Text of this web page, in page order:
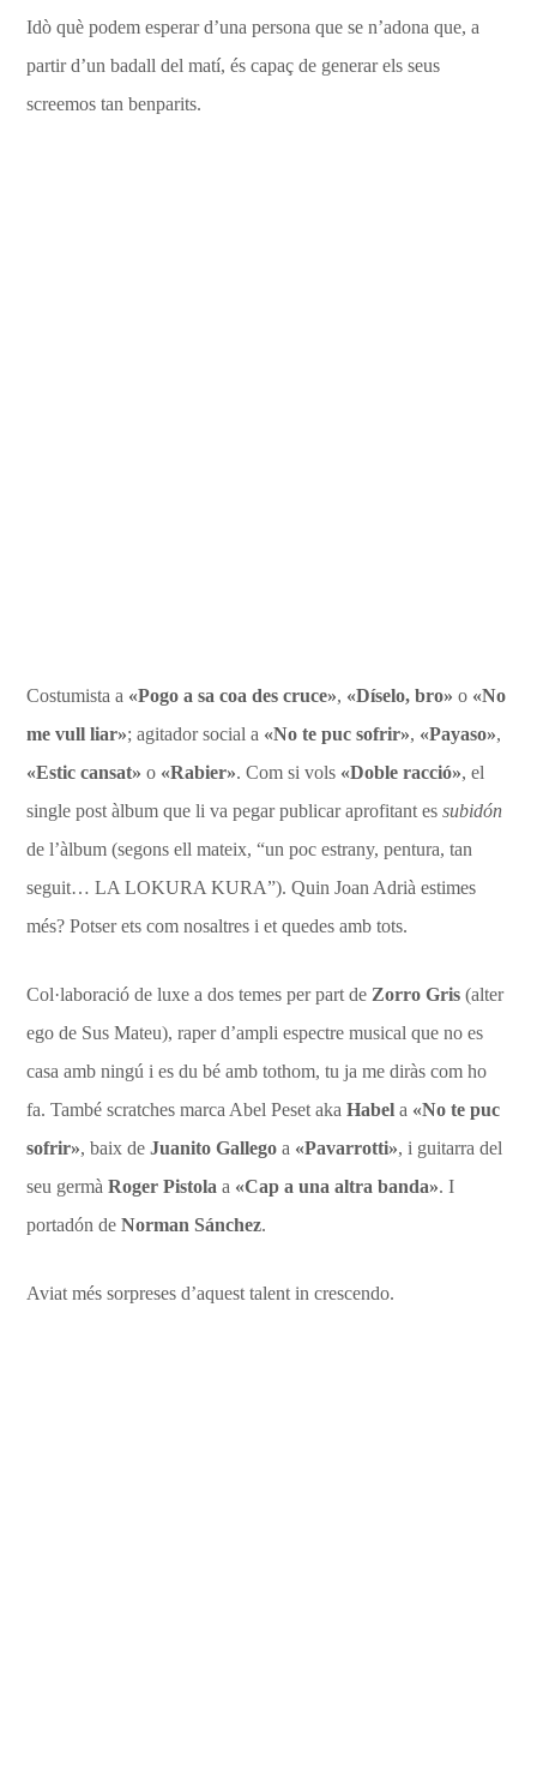
Idò què podem esperar d’una persona que se n’adona que, a
partir d’un badall del matí, és capaç de generar els seus
screemos tan benparits.
Costumista a «Pogo a sa coa des cruce», «Díselo, bro» o «No
me vull liar»; agitador social a «No te puc sofrir», «Payaso»,
«Estic cansat» o «Rabier». Com si vols «Doble racció», el
single post àlbum que li va pegar publicar aprofitant essubidón
de l’àlbum (segons ell mateix, “un poc estrany, pentura, tan
seguit… LA LOKURA KURA”). Quin Joan Adrià estimes
més? Potser ets com nosaltres i et quedes amb tots.
Col·laboració de luxe a dos temes per part de Zorro Gris(alter
ego de Sus Mateu), raper d’ampli espectre musical que no es
casa amb ningú i es du bé amb tothom, tu ja me diràs com ho
fa. També scratches marca Abel Peset akaHabela «No te puc
sofrir», baix deJuanito Gallegoa «Pavarrotti», i guitarra del
seu germàRoger Pistola a «Cap a una altra banda». I
portadón deNorman Sánchez.
Aviat més sorpreses d’aquest talent in crescendo.